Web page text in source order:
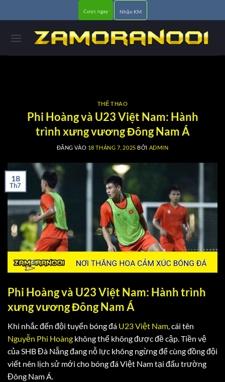
qua
dung
Cược ngay Nhận KM
THỂ THAO
Phi Hoàng và U23 Việt Nam: Hành
trình xưng vương Đông Nam Á
ĐĂNG VÀO 18 THÁNG 7, 2025 BỞI ADMIN
18
Th7
Phi Hoàng và U23 Việt Nam: Hành trình
xưng vương Đông Nam Á
Khi nhắc đến đội tuyển bóng đá U23 Việt Nam, cái tên
Nguyễn Phi Hoàng không thể không được đề cập. Tiền vệ
của SHB Đà Nẵng đang nỗ lực không ngừng để cùng đồng đội
viết nên lịch sử mới cho bóng đá Việt Nam tại đấu trường
Đông Nam Á.